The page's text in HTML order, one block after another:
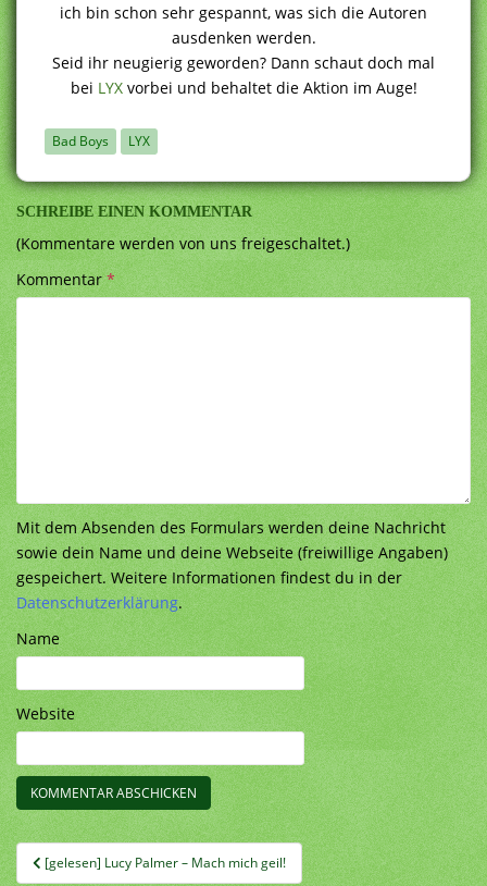
ich bin schon sehr gespannt, was sich die Autoren
ausdenken werden.
Seid ihr neugierig geworden? Dann schaut doch mal
bei LYXvorbei und behaltet die Aktion im Auge!
Bad Boys LYX
SCHREIBE EINEN KOMMENTAR
(Kommentare werden von uns freigeschaltet.)
Kommentar*
Mit dem Absenden des Formulars werden deine Nachricht
sowie dein Name und deine Webseite (freiwillige Angaben)
gespeichert. Weitere Informationen findest du in der
Datenschutzerklärung.
Name
Website
Beitragsnavigation
[gelesen] Lucy Palmer – Mach mich geil!